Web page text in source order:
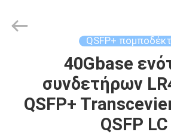
ΠΡΟΪΌΝΤΑ
Technology
Co.,Ltd..
QSFP+
40Gbase
συνδετήρων
QSFP+
QSFP LC